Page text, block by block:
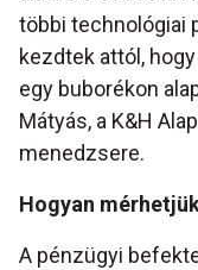
többi technológiai
kezdtek attól,
egy buborékon
Mátyás, a K&H
menedzsere.
Hogyan
A pénzügyi